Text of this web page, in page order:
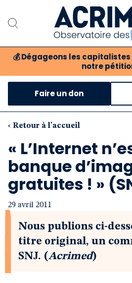
💰 Dégageons les capitalistes
notre
Notre
Notre critique
Nos
Notre
Boutique
Faire un don
‹ Retour à l'accueil
« L’Internet
banque
gratuites ! »
29 avril 2011
Nous publions ci-
titre original, un
SNJ. (Acrimed)